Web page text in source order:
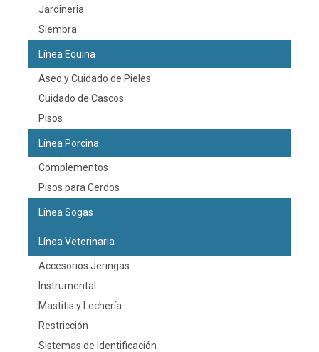
Jardineria
Siembra
Línea Equina
Aseo y Cuidado de Pieles
Cuidado de Cascos
Pisos
Línea Porcina
Complementos
Pisos para Cerdos
Línea Sogas
Línea Veterinaria
Accesorios Jeringas
Instrumental
Mastitis y Lechería
Restricción
Sistemas de Identificación